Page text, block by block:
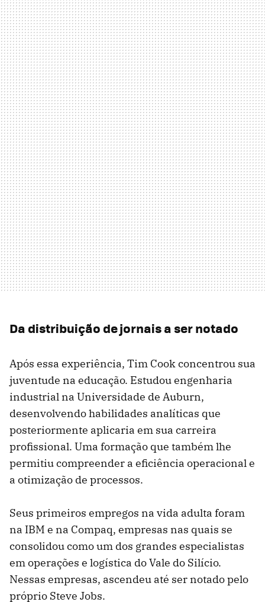
Da distribuição de jornais a ser notado
Após essa experiência, Tim Cook concentrou sua
juventude na educação. Estudou engenharia
industrial na Universidade de Auburn,
desenvolvendo habilidades analíticas que
posteriormente aplicaria em sua carreira
profissional. Uma formação que também lhe
permitiu compreender a eficiência operacional e
a otimização de processos.
Seus primeiros empregos na vida adulta foram
na IBM e na Compaq, empresas nas quais se
consolidou como um dos grandes especialistas
em operações e logística do Vale do Silício.
Nessas empresas, ascendeu até ser notado pelo
próprio Steve Jobs.